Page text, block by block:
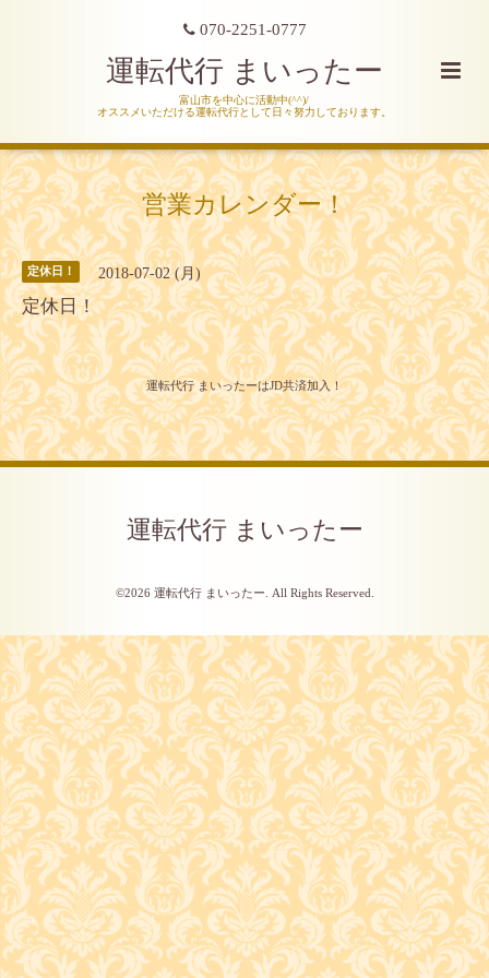
070-2251-0777
運転代行 まいったー
富山市を中心に活動中(^^)/
オススメいただける運転代行として日々努力しております。
営業カレンダー！
定休日！ 2018-07-02 (月)
定休日！
運転代行 まいったーはJD共済加入！
運転代行 まいったー
©2026 運転代行 まいったー . All Rights Reserved.